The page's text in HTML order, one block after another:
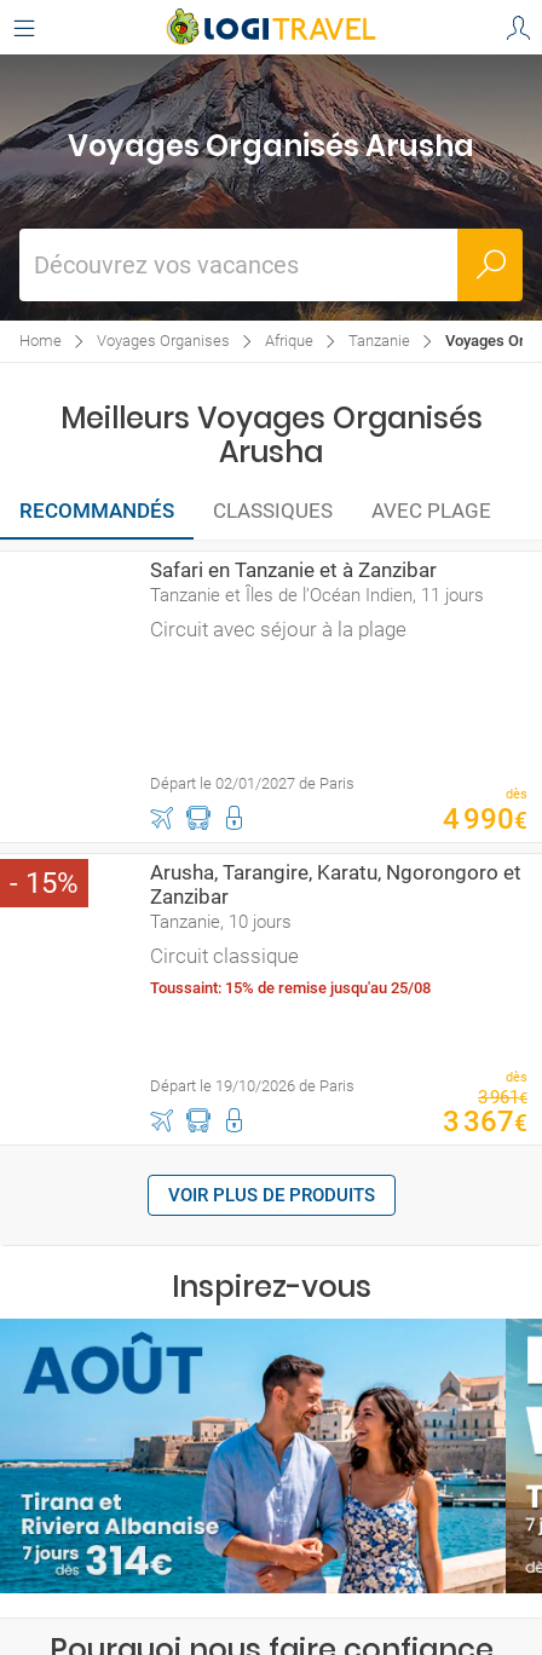
Voyages Organisés Arusha
Découvrez vos vacances
Home Voyages Organises Afrique Tanzanie Voyages
Meilleurs Voyages Organisés
Arusha
RECOMMANDÉS CLASSIQUES AVEC PLAGE
Safari en Tanzanie et à Zanzibar
Tanzanie et Îles de l’Océan Indien, 11 jours
Circuit avec séjour à la plage
Départ le 02/01/2027 de Paris
dès
4990€
15
Arusha, Tarangire, Karatu, Ngorongoro et
Zanzibar
Tanzanie, 10 jours
Circuit classique
Toussaint: 15% de remise jusqu'au 25/08
Départ le 19/10/2026 de Paris dès
3961€
3367€
VOIR PLUS DE PRODUITS
Inspirez-vous